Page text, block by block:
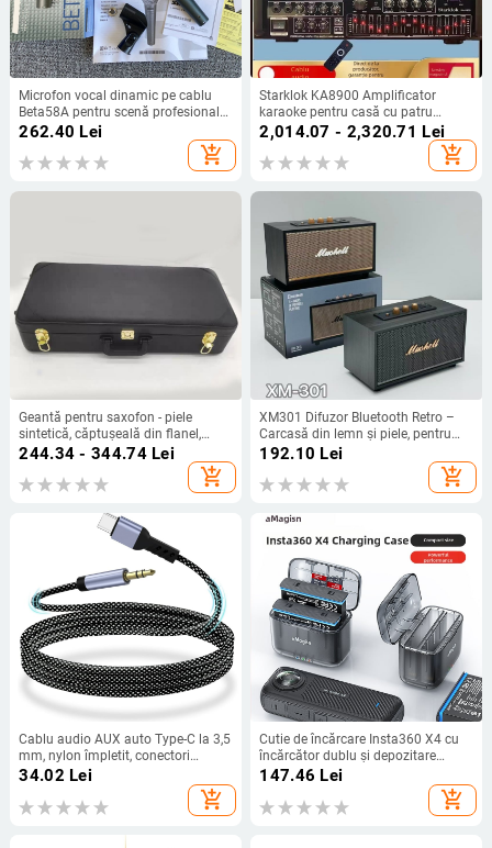
Microfon vocal dinamic pe cablu
Beta58A pentru scenă profesională,
streaming live și karaoke
262.40 Lei
add_shopping_cart
Starklok KA8900 Amplificator
karaoke pentru casă cu patru
canale și EQ în patru trepte, 1000W,
4–16 Ω, 20–20 kHz
2,014.07 - 2,320.71 Lei
add_shopping_cart
Geantă pentru saxofon - piele
sintetică, căptușeală din flanel,
husă de înaltă clasă, Brand: Rhyme
244.34 - 344.74Lei
add_shopping_cart
XM301 Difuzor Bluetooth Retro –
Carcasă din lemn și piele, pentru
exterior, subwoofer portabil, 4
difuzoare, Bluetooth 5.0, 40Hz-
20kHz, SNR ≥100dB, baterie
192.10 Lei
add_shopping_cart
Cablu audio AUX auto Type-C la 3,5
mm, nylon împletit, conectori
placate cu aur, miez de cupru
34.02 Lei
add_shopping_cart
Cutie de încărcare Insta360 X4 cu
încărcător dublu și depozitare
baterii, ABS
147.46 Lei
add_shopping_cart